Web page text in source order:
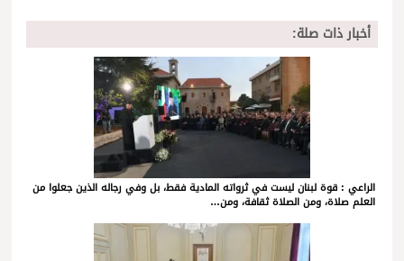
أخبار ذات صلة:
الراعي : قوة لبنان ليست في ثرواته المادية فقط، بل وفي رجاله الذين جعلوا من
العلم صلاة، ومن الصلاة ثقافة، ومن…